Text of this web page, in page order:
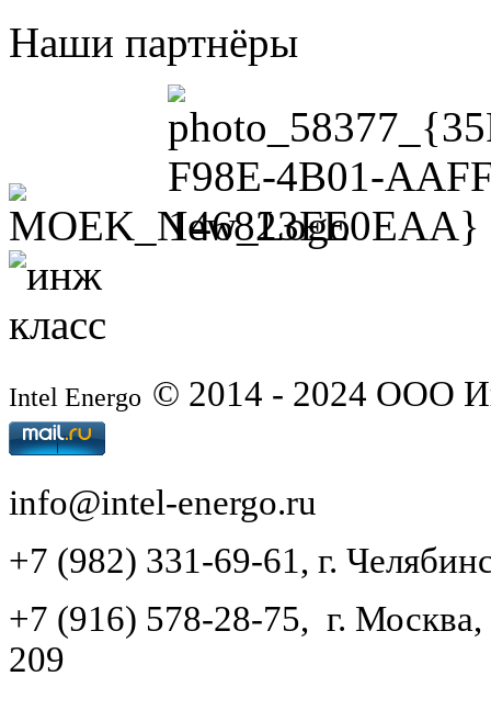
Наши партнёры
Intel Energo © 2014 - 2024 ООО
info@intel-energo.ru
+7 (982) 331-69-61, г.
+7 (916) 578-28-75, г.
209